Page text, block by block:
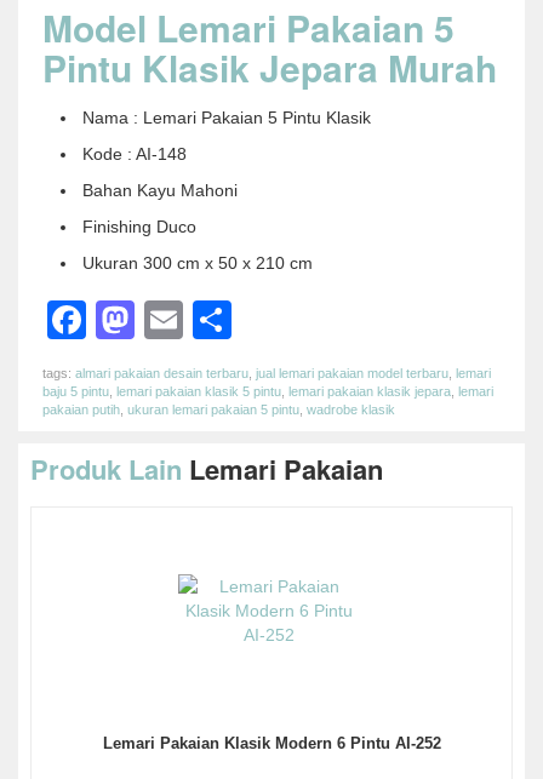
Model Lemari Pakaian 5
Pintu Klasik Jepara Murah
Nama : Lemari Pakaian 5 Pintu Klasik
Kode : AI-148
Bahan Kayu Mahoni
Finishing Duco
Ukuran 300 cm x 50 x 210 cm
Facebook
Mastodon
Email
tags: almari pakaian desain terbaru jual lemari pakaian model terbaru
lemari
baju 5 pintu
lemari pakaian klasik 5 pintu lemari pakaian klasik jepara
lemari
pakaian putih ukuran lemari pakaian 5 pintu wadrobe klasik
Produk Lain Lemari Pakaian
Lemari Pakaian Klasik Modern 6 Pintu AI-252